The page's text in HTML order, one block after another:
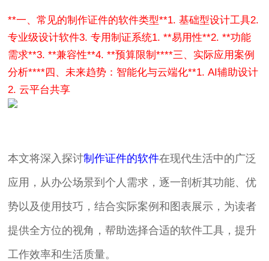
**一、常见的制作证件的软件类型**1. 基础型设计工具2.
专业级设计软件3. 专用制证系统1. **易用性**2. **功能
需求**3. **兼容性**4. **预算限制****三、实际应用案例
分析****四、未来趋势：智能化与云端化**1. AI辅助设计
2. 云平台共享
本文将深入探讨制作证件的软件在现代生活中的广泛
应用，从办公场景到个人需求，逐一剖析其功能、优
势以及使用技巧，结合实际案例和图表展示，为读者
提供全方位的视角，帮助选择合适的软件工具，提升
工作效率和生活质量。